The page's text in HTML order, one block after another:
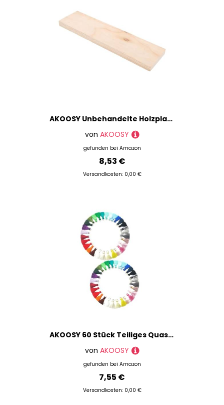
AKOOSY Unbehandelte Holzplatte Rechteckig Natürlicher Holzrohling zum Basteln DIY Holzscheiben für Gravur Handwerk und Dekoration mit Glatter Oberfläche
von AKOOSY
gefunden bei Amazon
8,53 €
Versandkosten: 0,00 €
AKOOSY 60 Stück Teiliges Quasten Mini hängering Langlebige Leichte Polyester troddeln in Gemischten Farben für DIY Schlüsselanhänger Ohrschmuck und Bastelanhänger für Schmuckherstellung
von AKOOSY
gefunden bei Amazon
7,55 €
Versandkosten: 0,00 €